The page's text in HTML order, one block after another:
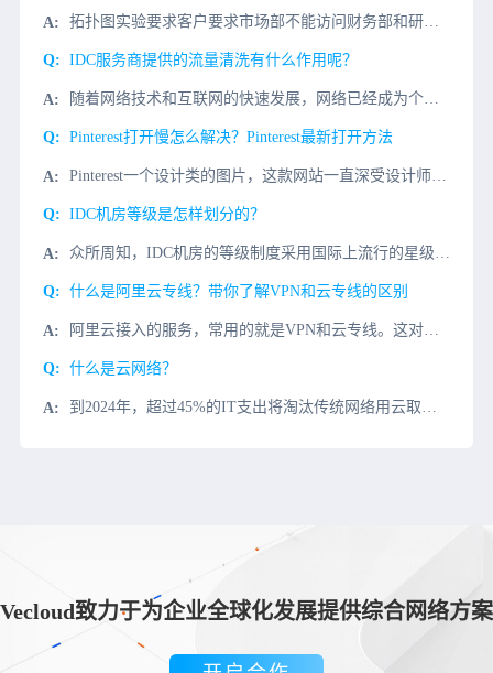
拓扑图实验要求客户要求市场部不能访问财务部和研发部，总部不能访问研发部实验步骤RTA配置：ospf 1 import-route direct ---将直连路由引入到ospf area 0 net
IDC服务商提供的流量清洗有什么作用呢？
随着网络技术和互联网的快速发展，网络已经成为个人和企业不可或缺的一部分，其重要性也在不断提高。但在网络为我们提供各种好处的同时，也带来了不利的威胁和影响，网络安全问题也越来越严重。在面临越发严重的dd
Pinterest打开慢怎么解决？Pinterest最新打开方法
IDC机房等级是怎样划分的？
什么是阿里云专线？带你了解VPN和云专线的区别
阿里云接入的服务，常用的就是VPN和云专线。这对一线来说是比较常用的两种网络接入形式。虚拟专有网，就是常用internet VPN，它灵活且安全。是基于internet建立，但是在线路质量上不如我们云
什么是云网络？
Vecloud致力于为企业全球化发展提供综合网络方案